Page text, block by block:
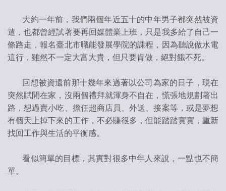
大約一年前，我們兩個年近五十的中年男子都突然被資
遣，也都曾經試著要再回媒體業上班，只是我多給了自己一
條路走，報名臺北市職能發展學院的課程，因為聽說做水電
這行，雖然不一定大富大貴，但只要肯做，絕對餓不死。
回想被資遣前那十幾年來過著以公司為家的日子，現在
突然賦閒在家，沒兩個禮拜就渾身不自在，慌張地規劃著出
路，想過賣小吃、擔任超商店員、外送、接案等，或是夢想
有個天上掉下來的工作，不必賺很多，但能踏踏實實，重新
找回工作與生活的平衡感。
看似簡單的目標，其實對很多中年人來說，一點也不簡
單。